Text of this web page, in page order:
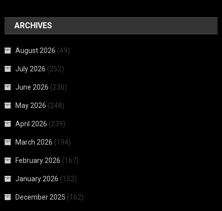
ARCHIVES
August 2026 (49)
July 2026 (252)
June 2026 (230)
May 2026 (248)
April 2026 (239)
March 2026 (194)
February 2026 (167)
January 2026 (152)
December 2025 (162)